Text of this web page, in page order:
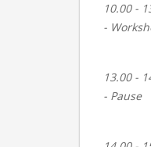
10.00 -
-
13.00 -
- Pause